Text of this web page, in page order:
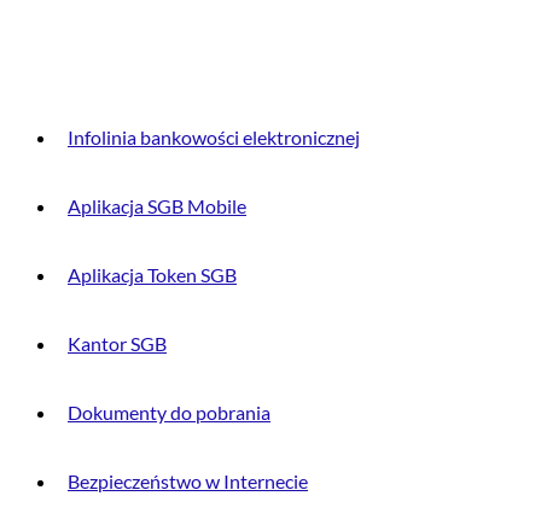
Infolinia bankowości elektronicznej
Aplikacja SGB Mobile
Aplikacja Token SGB
Kantor SGB
Dokumenty do pobrania
Bezpieczeństwo w Internecie